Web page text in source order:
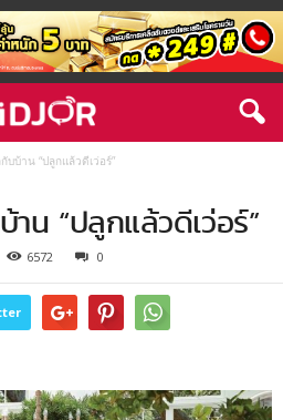
บ้าน “ปลูกแล้วดีเว่อร์”
าน “ปลูกแล้วดีเว่อร์”
6572 0